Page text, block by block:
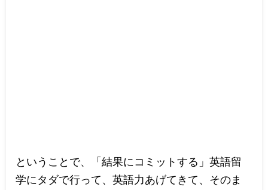
ということで、「結果にコミットする」英語留
学にタダで行って、英語力あげてきて、そのま